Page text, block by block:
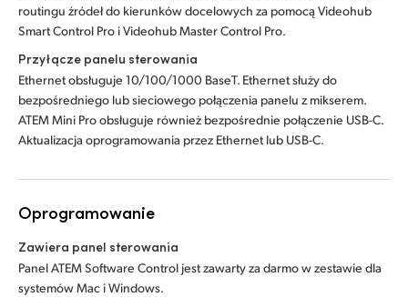
routingu źródeł do kierunków docelowych za pomocą Videohub
Smart Control Pro i Videohub Master Control Pro.
Przyłącze panelu sterowania
Ethernet obsługuje 10/100/1000 BaseT. Ethernet służy do
bezpośredniego lub sieciowego połączenia panelu z mikserem.
ATEM Mini Pro obsługuje również bezpośrednie połączenie USB-C.
Aktualizacja oprogramowania przez Ethernet lub USB-C.
Oprogramowanie
Zawiera panel sterowania
Panel ATEM Software Control jest zawarty za darmo w zestawie dla
systemów Mac i Windows.